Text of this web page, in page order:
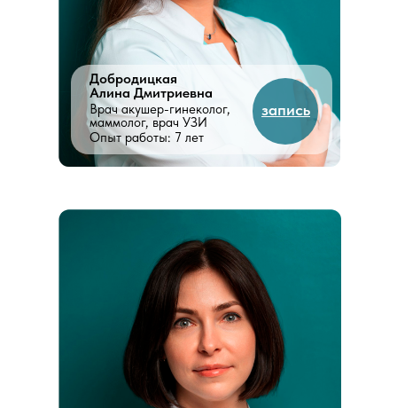
Врач акушер-гинеколог,
маммолог, врач УЗИ
Добродицкая
Алина Дмитриевна
Опыт работы: 7 лет
запись